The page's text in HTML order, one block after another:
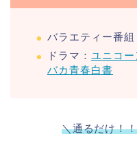
バラエティー番組
ドラマ： ユニコー
バカ青春白書
＼通るだけ！